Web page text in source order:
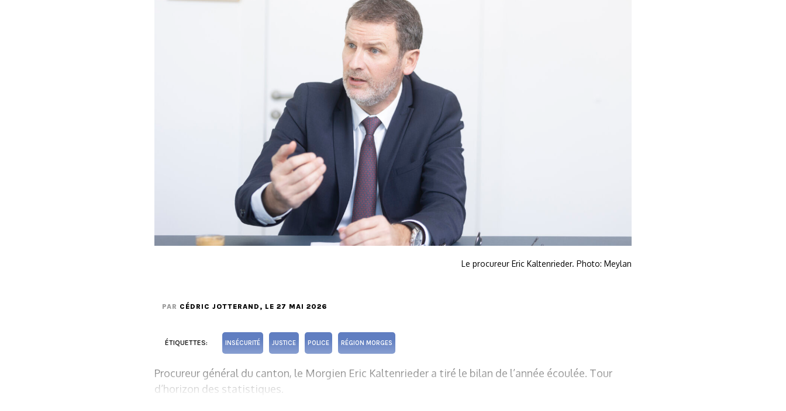
Le procureur Eric Kaltenrieder. Photo: Meylan
PAR CÉDRIC JOTTERAND , LE 27 MAI 2026
ÉTIQUETTES: INSÉCURITÉ JUSTICE POLICE RÉGION MORGES
Procureur général du canton, le Morgien Eric Kaltenrieder a tiré le bilan de l’année écoulée. Tour
d’horizon des statistiques.